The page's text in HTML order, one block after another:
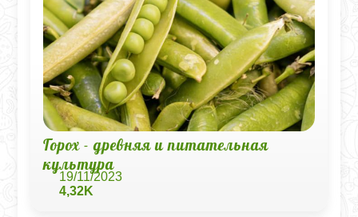
Горох - древняя и питательная
культура
19/11/2023
4,32K